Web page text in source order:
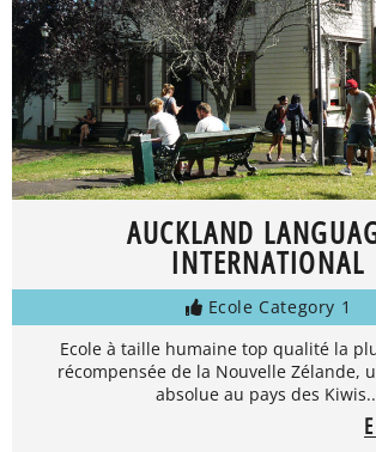
AUCKLAND
INTERNATIONAL
Ecole Category 1
Ecole à taille humaine top qualité la
récompensée de la Nouvelle Zélande,
absolue au pays des